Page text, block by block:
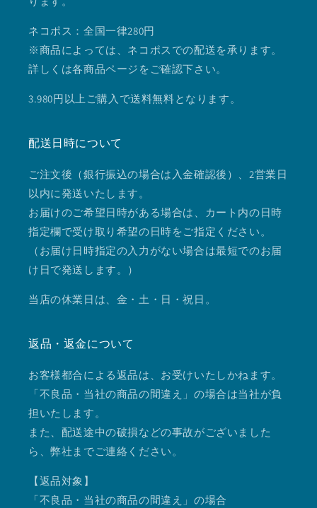
ネコポス：全国一律280円
※商品によっては、ネコポスでの配送を承ります。
詳しくは各商品ページをご確認下さい。
3.980円以上ご購入で送料無料となります。
配送日時について
ご注文後（銀行振込の場合は入金確認後）、2営業日
以内に発送いたします。
お届けのご希望日時がある場合は、カート内の日時
指定欄で受け取り希望の日時をご指定ください。
（お届け日時指定の入力がない場合は最短でのお届
け日で発送します。）
当店の休業日は、金・土・日・祝日。
返品・返金について
お客様都合による返品は、お受けいたしかねます。
「不良品・当社の商品の間違え」の場合は当社が負
担いたします。
また、配送途中の破損などの事故がございました
ら、弊社までご連絡ください。
【返品対象】
「不良品・当社の商品の間違え」の場合